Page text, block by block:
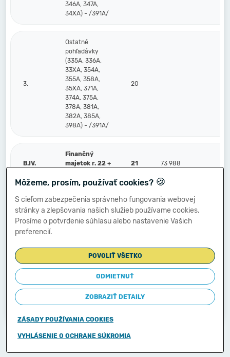
346A, 347A,
34XA) - /391A/
3.
Ostatné
pohľadávky
(335A, 336A,
33XA, 354A,
355A, 358A,
35XA, 371A,
374A, 375A,
378A, 381A,
382A, 385A,
398A) - /391A/
20
B.IV.
Finančný
majetok r. 22 +
21 73 988
B.IV.1.
Peniaze a účty
v bankách (211,
213, 21X, 221A,
22
finančné účty
(251, 252, 253,
256, 257, 25X,
259, 314A) -
/291, 29X/
Môžeme, prosím, používať cookies? 🍪
S cieľom zabezpečenia správneho fungovania webovej
stránky a zlepšovania našich služieb používame cookies.
Prosíme o potvrdenie súhlasu alebo nastavenie Vašich
preferencií.
POVOLIŤ VŠETKO
ODMIETNUŤ
ZOBRAZIŤ DETAILY
ZÁSADY POUŽÍVANIA COOKIES
VYHLÁSENIE O OCHRANE SÚKROMIA
Copyright © 2011-2026